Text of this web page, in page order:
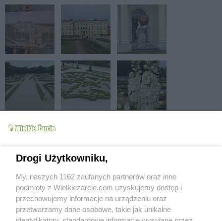
Drogi Użytkowniku,
My, naszych 1162 zaufanych partnerów oraz inne
podmioty z Wielkiezarcie.com uzyskujemy dostęp i
przechowujemy informacje na urządzeniu oraz
przetwarzamy dane osobowe, takie jak unikalne